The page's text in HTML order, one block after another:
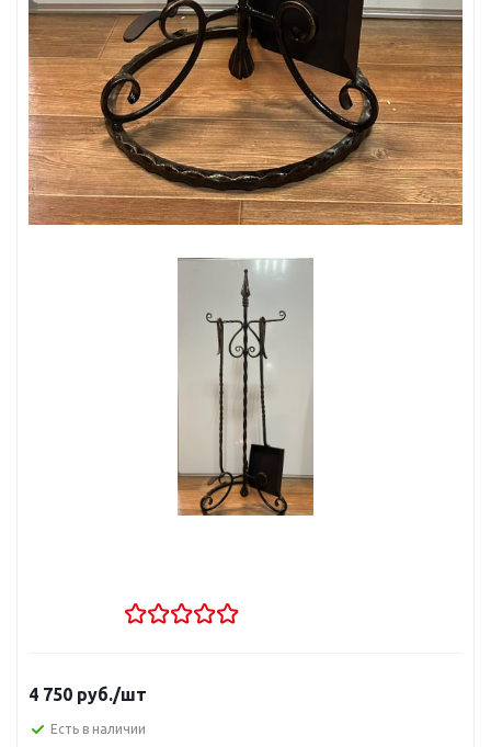
4 750 руб./шт
Есть в наличии